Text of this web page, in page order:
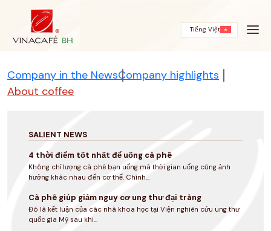
Tiếng Việt
Company in the NewsCompany highlights
About coffee
SALIENT NEWS
4 thời điểm tốt nhất để uống cà phê
Không chỉ lượng cà phê bạn uống mà thời gian uống cũng ảnh
hưởng khác nhau đến cơ thể. Chính...
Cà phê giúp giảm nguy cơ ung thư đại tràng
Đó là kết luận của các nhà khoa học tại Viện nghiên cứu ung thư
quốc gia Mỹ sau khi...